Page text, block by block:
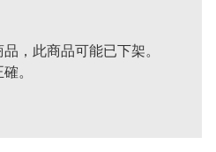
，此商品可能已下架。
。